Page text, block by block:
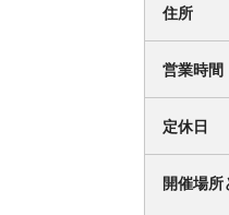
住所
営業時間
定休日
開催場所